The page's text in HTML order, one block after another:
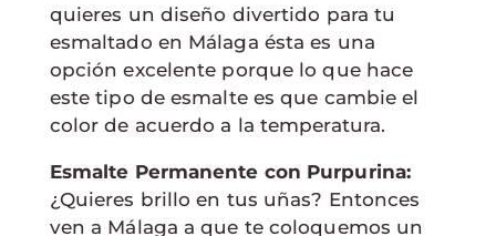
quieres un diseño divertido para tu
esmaltado en Málaga ésta es una
opción excelente porque lo que hace
este tipo de esmalte es que cambie el
color de acuerdo a la temperatura.
Esmalte Permanente con Purpurina:
¿Quieres brillo en tus uñas? Entonces
ven a Málaga a que te coloquemos un